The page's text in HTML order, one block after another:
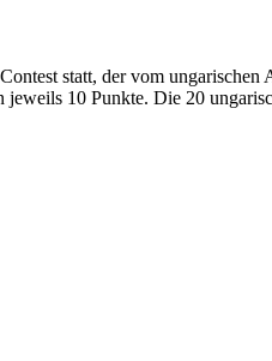
statt, der vom
10 Punkte. Die 20